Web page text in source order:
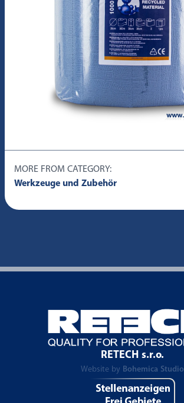
MORE FROM CATEGORY:
Werkzeuge und Zubehör
RETECH s.r.o.
Website by Bohemica Studio